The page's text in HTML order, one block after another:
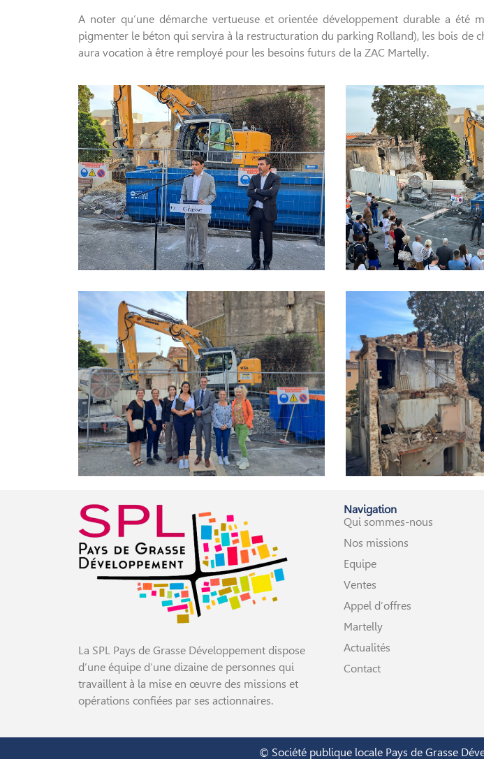
A noter qu’une démarche vertueuse et orientée développement durable a été
pigmenter le béton qui servira à la restructuration du parking Rolland), les bois de
aura vocation à être remployé pour les besoins futurs de la ZAC Martelly.
La SPL Pays de Grasse Développement dispose
d’une équipe d’une dizaine de personnes qui
travaillent à la mise en œuvre des missions et
opérations confiées par ses actionnaires.
Navigation
Qui sommes-nous
Nos missions
Equipe
Ventes
Appel d’offres
Martelly
Actualités
Contact
© Société publique locale Pays de Grasse